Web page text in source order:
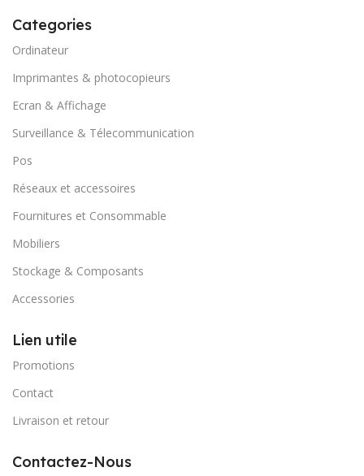
Categories
Ordinateur
Imprimantes & photocopieurs
Ecran & Affichage
Surveillance & Télecommunication
Pos
Réseaux et accessoires
Fournitures et Consommable
Mobiliers
Stockage & Composants
Accessories
Lien utile
Promotions
Contact
Livraison et retour
Contactez-Nous